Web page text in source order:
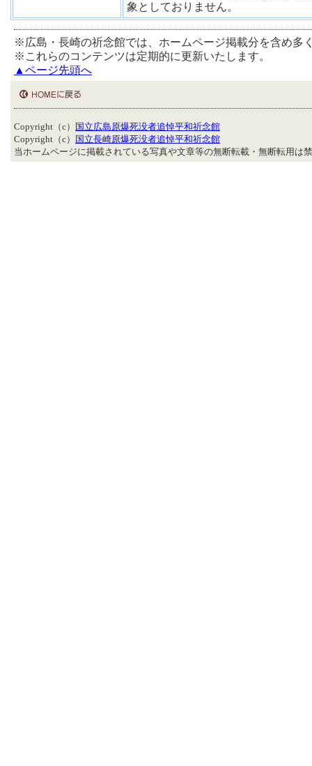
象としておりません。
※広島・長崎の祈念館では、ホームページ掲載分を含め多
※これらのコンテンツは定期的に更新いたします。
▲ページ先頭へ
Copyright（c）
国立広島原爆死没者追悼平和祈念館
Copyright（c）
国立長崎原爆死没者追悼平和祈念館
当ホームページに掲載されている写真や文章等の無断転載・無断転用は